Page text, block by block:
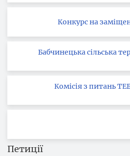
Конкурс на
Бабчинецька сільська
Комісія з питань
Петиції